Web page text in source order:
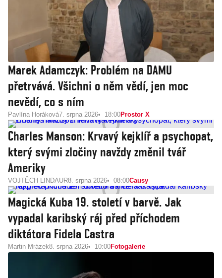
Marek Adamczyk: Problém na DAMU
přetrvává. Všichni o něm vědí, jen moc
nevědí, co s ním
Pavlína Horáková7. srpna 2026 18:00Prostor X
Charles Manson: Krvavý kejklíř a psychopat,
který svými zločiny navždy změnil tvář
Ameriky
VOJTĚCH LINDAUR8. srpna 2026 08:00Causy
Magická Kuba 19. století v barvě. Jak
vypadal karibský ráj před příchodem
diktátora Fidela Castra
Martin Mrázek8. srpna 2026 10:00Fotogalerie